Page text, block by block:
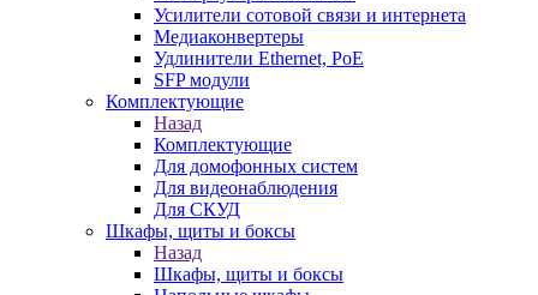
Усилители сотовой связи и интернета
Медиаконвертеры
Удлинители Ethernet, PoE
SFP модули
Комплектующие
Назад
Комплектующие
Для домофонных систем
Для видеонаблюдения
Для СКУД
Шкафы, щиты и боксы
Назад
Шкафы, щиты и боксы